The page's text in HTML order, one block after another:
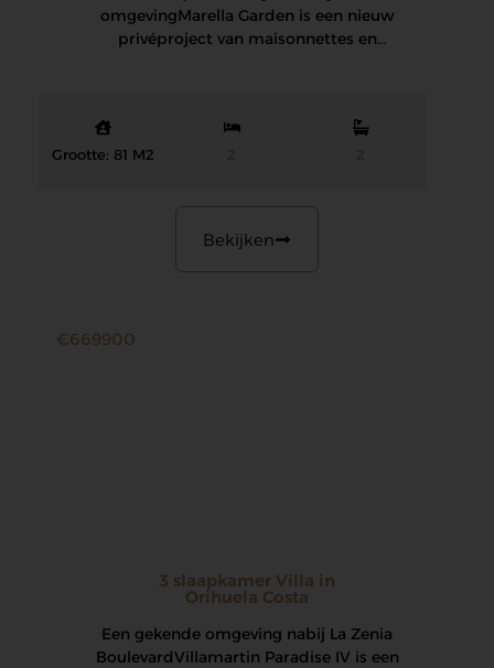
omgeving Marella Garden is een nieuw
privéproject van maisonnettes en
Grootte: 81 M2 2 2
Bekijken
€669900
3 slaapkamer Villa in
Orihuela Costa
Een gekende omgeving nabij La Zenia
Boulevard Villamartin Paradise IV is een